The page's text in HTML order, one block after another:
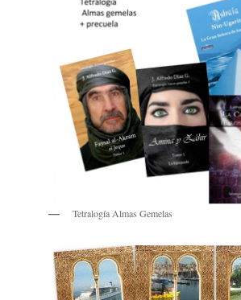
Tetralogía Almas Gemelas